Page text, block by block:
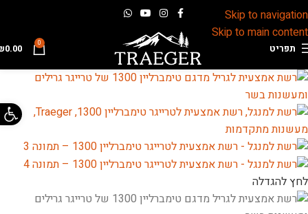
Skip to navigation
Skip to main content
תפריט 0
0.00
לחץ להגדלה